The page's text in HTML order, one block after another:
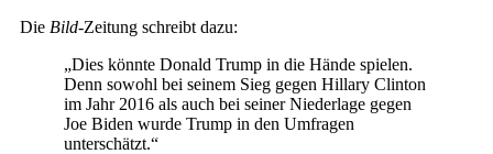
Die Bild-Zeitung schreibt dazu:
„Dies könnte Donald Trump in die Hände spielen.
Denn sowohl bei seinem Sieg gegen Hillary Clinton
im Jahr 2016 als auch bei seiner Niederlage gegen
Joe Biden wurde Trump in den Umfragen
unterschätzt.“